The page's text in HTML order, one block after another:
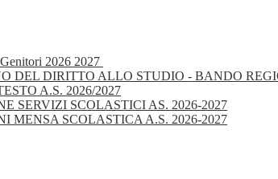
2026 2027
DEL DIRITTO ALLO STUDIO - BANDO
A.S. 2026/2027
SERVIZI SCOLASTICI AS. 2026-2027
MENSA SCOLASTICA A.S. 2026-2027